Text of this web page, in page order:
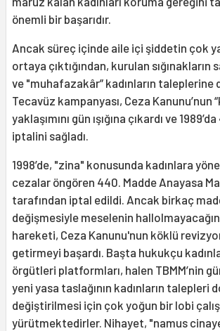
önemli bir başarıdır.
Ancak süreç içinde aile içi şiddetin çok
ortaya çıktığından, kurulan sığınakların
ve "muhafazakâr” kadınların taleplerine
Tecavüz kampanyası, Ceza Kanunu’nun
yaklaşımını gün ışığına çıkardı ve
iptalini sağladı.
1998’de, "zina" konusunda kadınlara
cezalar öngören 440. Madde Anayasa
tarafından iptal edildi. Ancak birkaç
değişmesiyle meselenin
hareketi, Ceza Kanunu'nun köklü
getirmeyi başardı. Başta hukukçu
örgütleri platformları, halen TBMM’nin
yeni yasa taslağının kadınların talepleri
değiştirilmesi için çok yoğun bir lobi
yürütmektedirler. Nihayet, "namus